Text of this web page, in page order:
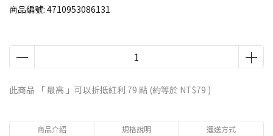
商品編號: 4710953086131
此商品 「 最高 」可以折抵紅利 79 點 (約等於 NT$79 )
商品介紹 規格說明 運送方式